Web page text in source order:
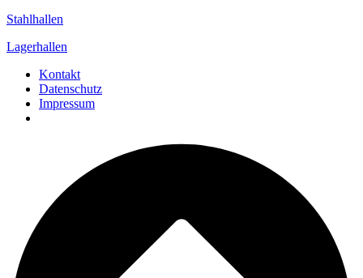
Stahlhallen
Lagerhallen
Kontakt
Datenschutz
Impressum